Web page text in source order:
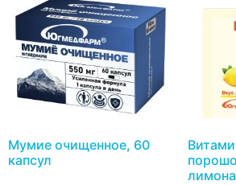
Мумие очищенное, 60
капсул
лимона